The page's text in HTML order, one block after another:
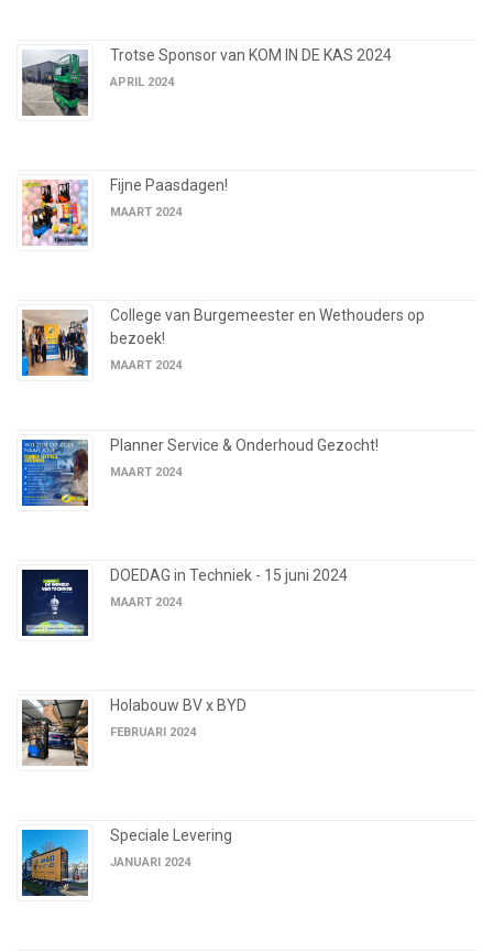
Trotse Sponsor van KOM IN DE KAS 2024
APRIL 2024
Fijne Paasdagen!
MAART 2024
College van Burgemeester en Wethouders op
bezoek!
MAART 2024
Planner Service & Onderhoud Gezocht!
MAART 2024
DOEDAG in Techniek - 15 juni 2024
MAART 2024
Holabouw BV x BYD
FEBRUARI 2024
Speciale Levering
JANUARI 2024